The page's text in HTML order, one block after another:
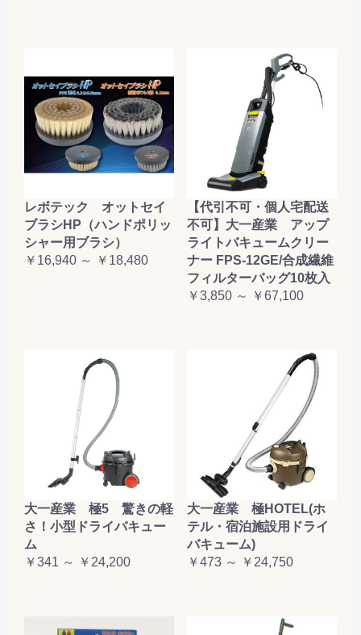
レボテック オットセイ
ブラシHP（ハンドポリッ
シャー用ブラシ）
￥16,940 ～ ￥18,480
【代引不可・個人宅配送
不可】大一産業 アップ
ライトバキュームクリー
ナー FPS-12GE/合成繊維
フィルターバッグ10枚入
￥3,850 ～ ￥67,100
大一産業 極5 驚きの軽
さ！小型ドライバキュー
ム
￥341 ～ ￥24,200
大一産業 極HOTEL(ホ
テル・宿泊施設用ドライ
バキューム)
￥473 ～ ￥24,750